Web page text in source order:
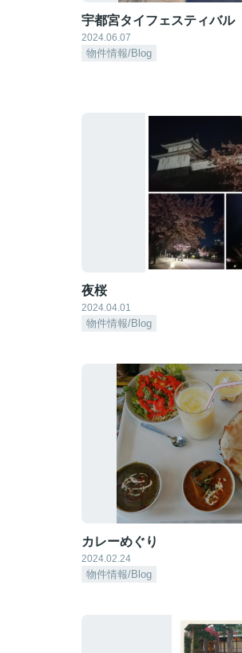
宇都宮タイフェスティバル
2024.06.07
物件情報/Blog
夜桜
2024.04.01
物件情報/Blog
カレーめぐり
2024.02.24
物件情報/Blog